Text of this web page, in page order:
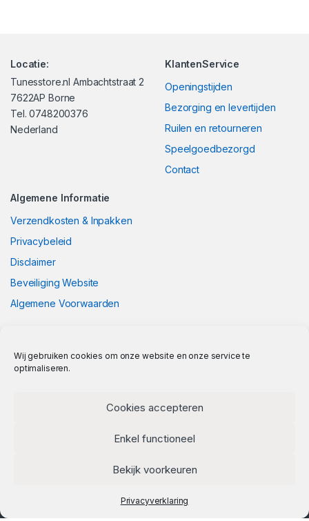
Wij gebruiken cookies om onze website en onze service te
optimaliseren.
Cookies accepteren
Enkel functioneel
Bekijk voorkeuren
Privacyverklaring
Locatie:
Tunesstore.nl Ambachtstraat 2
7622AP Borne
Tel. 0748200376
Nederland
KlantenService
Openingstijden
Bezorging en levertijden
Ruilen en retourneren
Speelgoedbezorgd
Contact
Algemene Informatie
Verzendkosten & Inpakken
Privacybeleid
Disclaimer
Beveiliging Website
Algemene Voorwaarden